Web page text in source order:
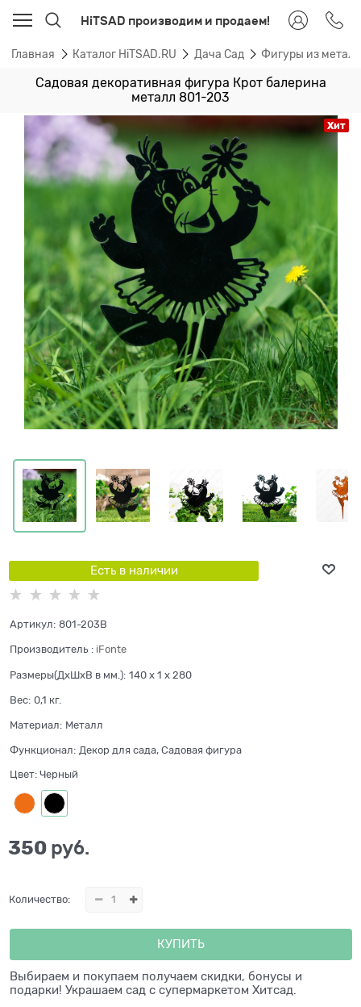
HiTSAD производим и продаем!
Главная Каталог HiTSAD.RU Дача Сад Фигуры из
Садовая декоративная фигура Крот балерина
металл 801-203
Хит
Есть в наличии
Артикул: 801-203B
Производитель : iFonte
Размеры(ДхШхВ в мм.): 140 x 1 x 280
Вес: 0,1 кг.
Материал: Металл
Функционал: Декор для сада, Садовая фигура
Цвет: Черный
350 руб.
Количество:
КУПИТЬ
Выбираем и покупаем получаем скидки, бонусы и
подарки! Украшаем сад с супермаркетом Хитсад.